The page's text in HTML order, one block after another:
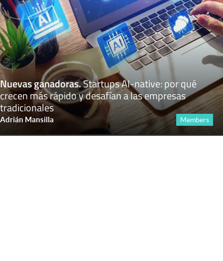
Nuevas ganadoras.Startups AI-native: por qué
crecen más rápido y desafían a las empresas
tradicionales
Adrián Mansilla Members